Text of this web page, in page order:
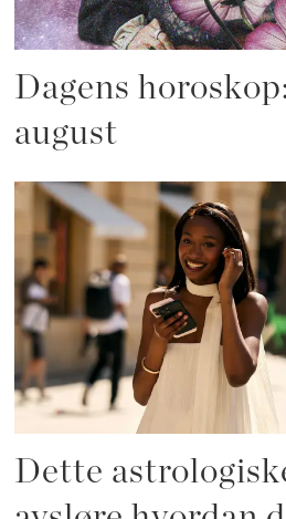
Dagens
august
Dette